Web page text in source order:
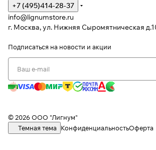
+7 (495)414-28-37
info@lignumstore.ru
г. Москва, ул. Нижняя Сыромятническая
Подписаться на новости и акции
© 2026 ООО "Лигнум"
Темная тема
КонфиденциальностьОферта